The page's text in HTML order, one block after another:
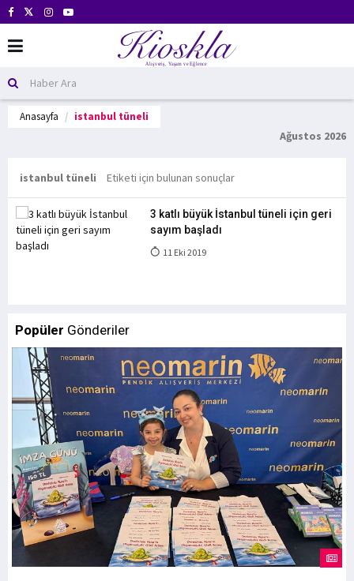
Anasayfa istanbul tüneli
Ağustos 2026
istanbul tüneli Etiketi için bulunan sonuçlar
3 katlı büyük İstanbul tüneli için geri
sayım başladı
11 Eki 2019
Popüler Gönderiler